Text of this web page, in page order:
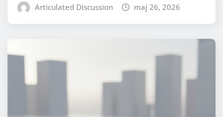
Articulated Discussion maj 26, 2026